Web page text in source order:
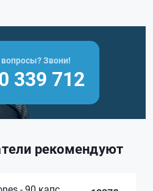
Звони!
339 712
рекомендуют